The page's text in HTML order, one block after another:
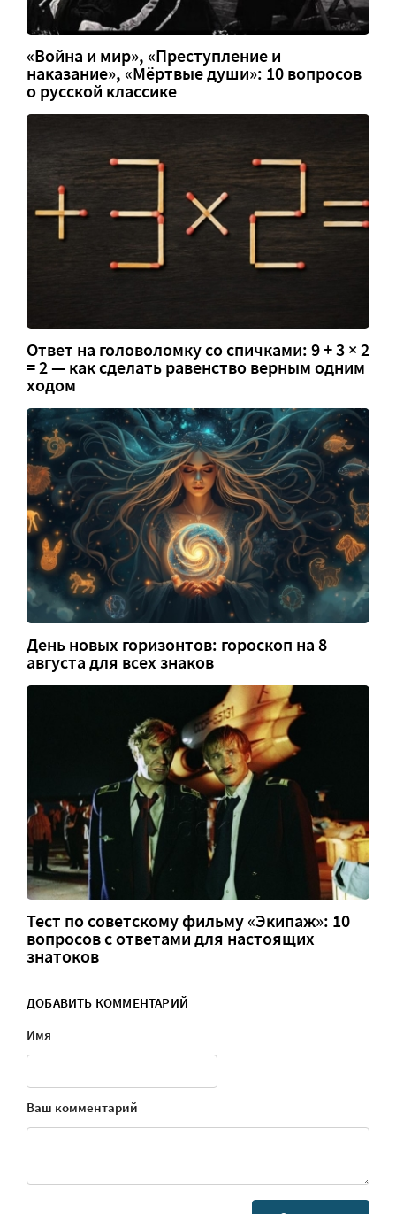
«Война и мир», «Преступление и
наказание», «Мёртвые души»: 10 вопросов
о русской классике
Ответ на головоломку со спичками: 9 + 3 × 2
= 2 — как сделать равенство верным одним
ходом
День новых горизонтов: гороскоп на 8
августа для всех знаков
Тест по советскому фильму «Экипаж»: 10
вопросов с ответами для настоящих
знатоков
ДОБАВИТЬ КОММЕНТАРИЙ
Имя
Ваш комментарий